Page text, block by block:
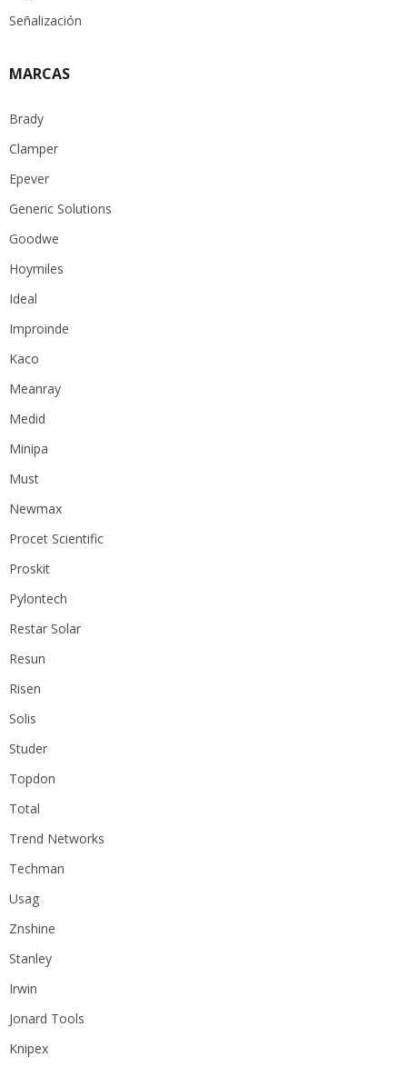
Señalización
MARCAS
Brady
Clamper
Epever
Generic Solutions
Goodwe
Hoymiles
Ideal
Improinde
Kaco
Meanray
Medid
Minipa
Must
Newmax
Procet Scientific
Proskit
Pylontech
Restar Solar
Resun
Risen
Solis
Studer
Topdon
Total
Trend Networks
Techman
Usag
Znshine
Stanley
Irwin
Jonard Tools
Knipex